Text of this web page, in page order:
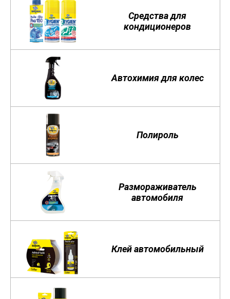
Средства для
кондиционеров
Автохимия для колес
Полироль
Размораживатель
автомобиля
Клей автомобильный